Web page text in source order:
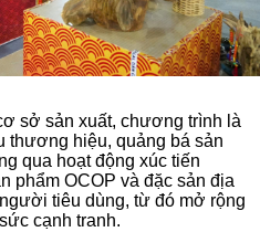
sở sản xuất, chương trình là
thương hiệu, quảng bá sản
qua hoạt động xúc tiến
phẩm OCOP và đặc sản địa
tiêu dùng, từ đó mở rộng
cạnh tranh.